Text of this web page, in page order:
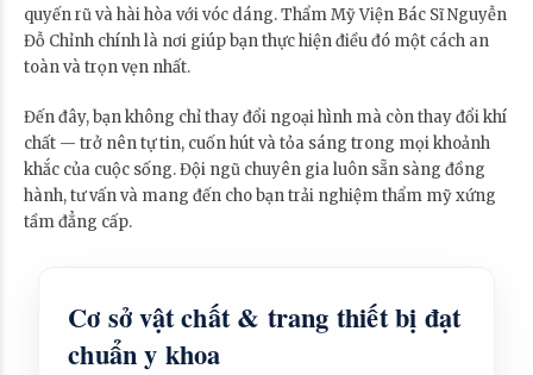
quyến rũ và hài hòa với vóc dáng. Thẩm Mỹ Viện Bác Sĩ Nguyễn
Đỗ Chỉnh chính là nơi giúp bạn thực hiện điều đó một cách an
toàn và trọn vẹn nhất.
Đến đây, bạn không chỉ thay đổi ngoại hình mà còn thay đổi khí
chất — trở nên tự tin, cuốn hút và tỏa sáng trong mọi khoảnh
khắc của cuộc sống. Đội ngũ chuyên gia luôn sẵn sàng đồng
hành, tư vấn và mang đến cho bạn trải nghiệm thẩm mỹ xứng
tầm đẳng cấp.
Cơ sở vật chất & trang thiết bị đạt
chuẩn y khoa